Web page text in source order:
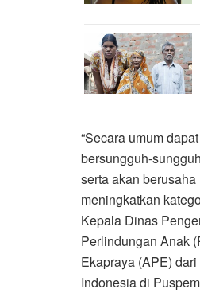
“Secara umum
bersungguh-
serta akan
meningkatkan
Kepala Dinas
Perlindungan Anak
Ekapraya (APE)
Indonesia di